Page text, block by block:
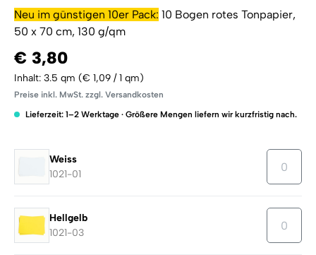
Neu im günstigen 10er Pack: 10 Bogen rotes Tonpapier,
50 x 70 cm, 130 g/qm
€ 3,80
Inhalt: 3.5 qm (€ 1,09 / 1 qm)
Preise inkl. MwSt. zzgl. Versandkosten
Lieferzeit: 1–2 Werktage · Größere Mengen liefern wir kurzfristig nach.
Weiss
1021-01
Hellgelb
1021-03